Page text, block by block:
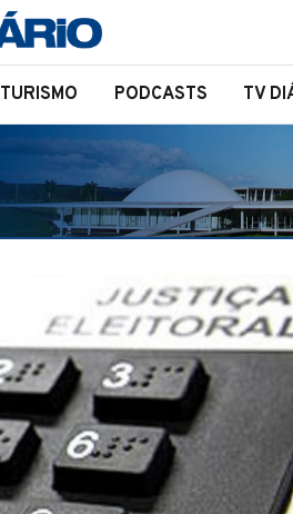
TURISMO PODCASTS TV